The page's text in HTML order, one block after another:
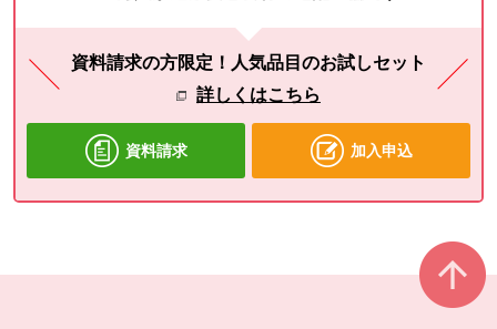
資料請求の方限定！人気品目のお試しセット
詳しくはこちら
資料請求 加入申込